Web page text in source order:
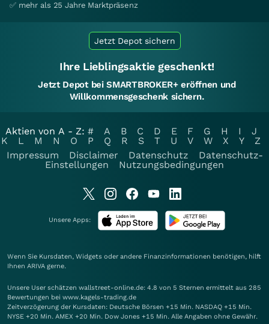
✅ mehr als 25 Jahre Marktpräsenz
Jetzt Depot sichern
Ihre Lieblingsaktie geschenkt!
Jetzt Depot bei SMARTBROKER+ eröffnen und
Willkommensgeschenk sichern.
Aktien von A - Z: # A B C D E F G H I
J
K
L M N O P Q R S T U V W X Y
Z
Impressum
Disclaimer Datenschutz
Datenschutz-
Einstellungen
Nutzungsbedingungen
Unsere Apps:
Wenn Sie Kursdaten, Widgets oder andere Finanzinformationen benötigen, hilft
Ihnen ARIVA gerne.
Unsere User schätzen wallstreet-online.de: 4.8 von 5 Sternen ermittelt aus 285
Bewertungen bei www.kagels-trading.de
Zeitverzögerung der Kursdaten: Deutsche Börsen +15 Min. NASDAQ +15 Min.
NYSE +20 Min. AMEX +20 Min. Dow Jones +15 Min. Alle Angaben ohne Gewähr.